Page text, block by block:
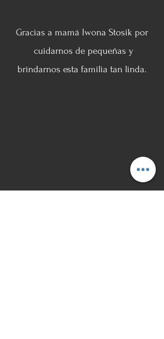
Gracias a mamá Iwona Stosik por
cuidarnos de pequeñas y
brindarnos esta familia tan linda.